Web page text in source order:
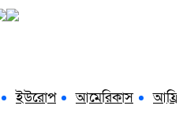
ইউরোপ আমেরিকাস